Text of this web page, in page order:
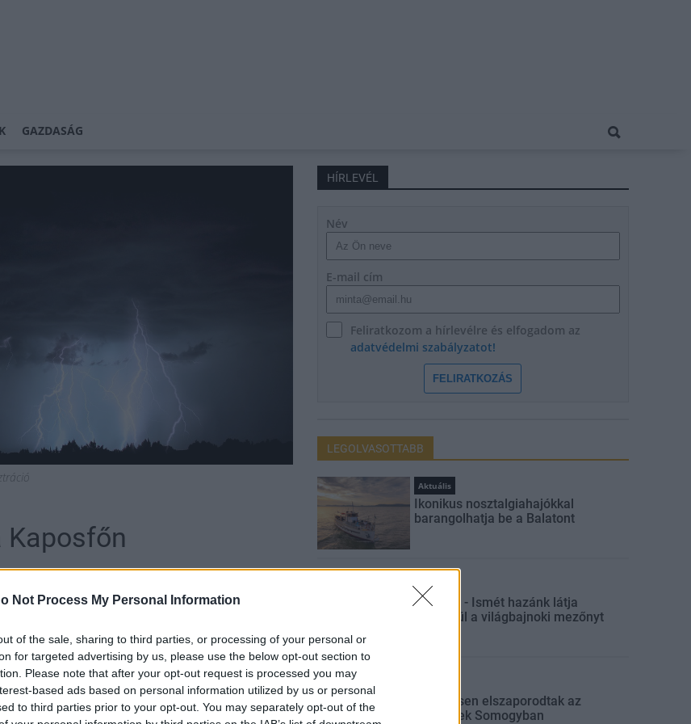
Not Process My Personal Information
of the sale, sharing to third parties, or processing of your personal or
for targeted advertising by us, please use the below opt-out section to
Please note that after your opt-out request is processed you may
based ads based on personal information utilized by us or personal
to third parties prior to your opt-out. You may separately opt-out of the
GAZDASÁG
Kaposfőn
több gyereket kórházba vittek
szóvivője az MTI-vel azt közölte: a
HÍRLEVÉL
Név
E-mail cím
Feliratkozom a hírlevélre és elfogadom az
adatvédelmi szabályzatot!
FELIRATKOZÁS
LEGOLVASOTTABB
Aktuális
Ikonikus nosztalgiahajókkal
barangolhatja be a Balatont
Aktuális
MotoGP - Ismét hazánk látja
vendégül a világbajnoki mezőnyt
Jelentősen elszaporodtak az
avartüzek Somogyban